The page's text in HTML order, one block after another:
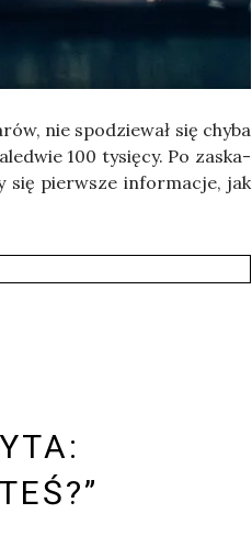
nie spo­dzie­wał się chy­ba
100 tysię­cy. Po zaska­
się pierw­sze infor­ma­cje, jak